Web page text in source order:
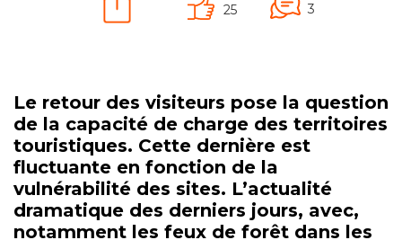
25 3
Le retour des visiteurs pose la question
de la capacité de charge des territoires
touristiques. Cette dernière est
fluctuante en fonction de la
vulnérabilité des sites. L’actualité
dramatique des derniers jours, avec,
notamment les feux de forêt dans les